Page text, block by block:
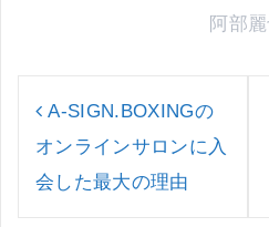
阿部
稿
ナ
ビ
ゲ
A-SIGN.BOXINGの
オンラインサロンに入
会した最大の理由